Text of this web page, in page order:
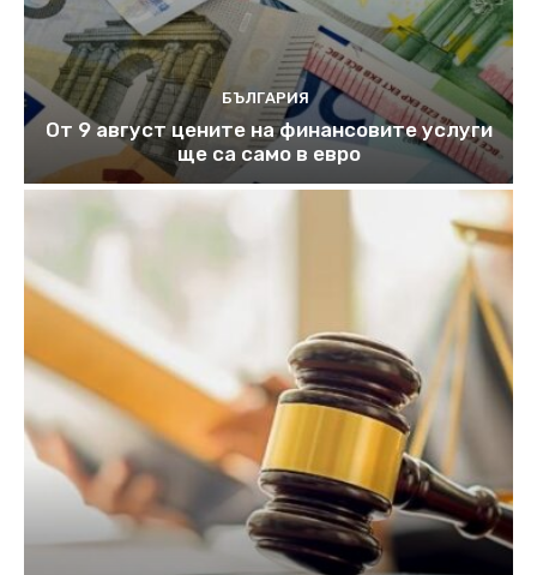
БЪЛГАРИЯ
От 9 август цените на финансовите услуги
ще са само в евро